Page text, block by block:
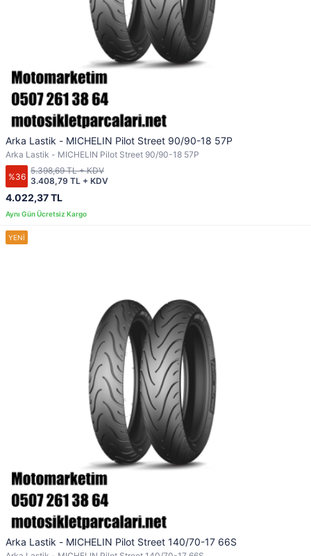
Arka Lastik - MICHELIN Pilot Street 90/90-18 57P
Arka Lastik - MICHELIN Pilot Street 90/90-18 57P
%36
4.022,37 TL
3.408,79 TL + KDV
5.398,69 TL + KDV
Arka Lastik - MICHELIN Pilot Street 140/70-17 66S